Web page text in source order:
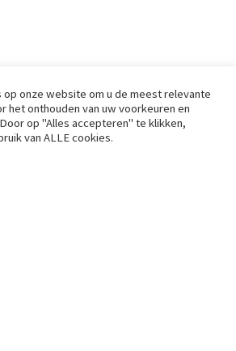
op onze website om u de meest relevante
het onthouden van uw voorkeuren en
op "Alles accepteren" te klikken,
van ALLE cookies.